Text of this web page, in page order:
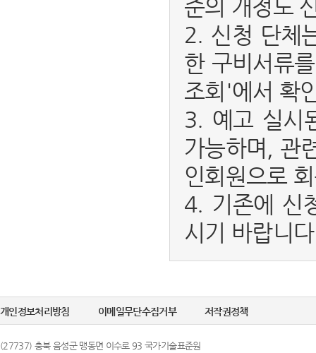
준의 개정도
2. 신청 단체
한 구비서류
조회'에서 확
3. 예고 실시
가능하며, 관
인회원으로
4. 기존에 신
시기 바랍니
개인정보처리방침 이메일무단수집거부 저작권정책
(27737) 충북 음성군 맹동면 이수로 93 국가기술표준원